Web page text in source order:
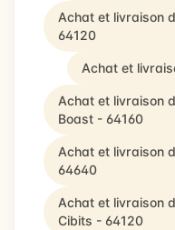
Achat et livraison
64120
Achat et
Achat et livraison
Boast - 64160
Achat et livraison
64640
Achat et livraison
Cibits - 64120